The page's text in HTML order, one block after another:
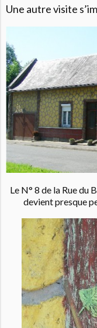
Une autre visite
Le N° 8 de la Rue du
devient presque